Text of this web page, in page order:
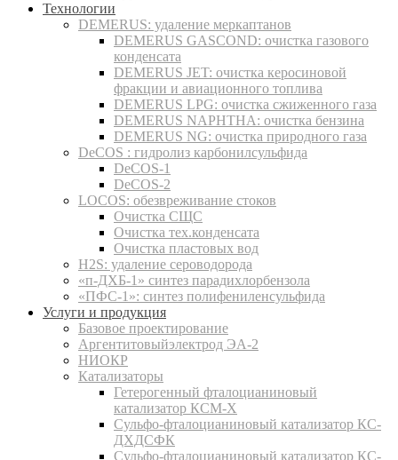
Технологии
DEMERUS: удаление меркаптанов
DEMERUS GASCOND: очистка газового
конденсата
DEMERUS JET: очистка керосиновой
фракции и авиационного топлива
DEMERUS LPG: очистка сжиженного газа
DEMERUS NAPHTHA: очистка бензина
DEMERUS NG: очистка природного газа
DeCOS : гидролиз карбонилсульфида
DeCOS-1
DeCOS-2
LOCOS: обезвреживание стоков
Очистка СЩС
Очистка тех.конденсата
Очистка пластовых вод
H2S: удаление сероводорода
«п-ДХБ-1» синтез парадихлорбензола
«ПФС-1»: синтез полифениленсульфида
Услуги и продукция
Базовое проектирование
Аргентитовыйэлектрод ЭА-2
НИОКР
Катализаторы
Гетерогенный фталоцианиновый
катализатор КСМ-Х
Сульфо-фталоцианиновый катализатор КС-
ДХДСФК
Сульфо-фталоцианиновый катализатор КС-